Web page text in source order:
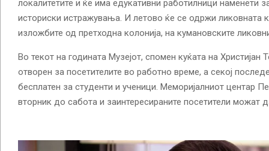
локалитетите и ќе има едукативни работилници наменети
историски истражувања. И летово ќе се одржи ликовната
изложбите од претходна колонија, на кумановските
Во текот на годината Музејот, спомен куќата на
отворен за посетителите во работно време, а секој
бесплатен за студенти и ученици. Меморијалниот центар
вторник до сабота и заинтересираните посетители можат